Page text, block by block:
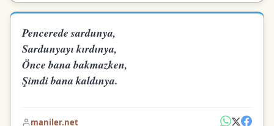
Pencerede sardunya,
Sardunyayı kırdınya,
Önce bana bakmazken,
Şimdi bana kaldınya.
maniler.net